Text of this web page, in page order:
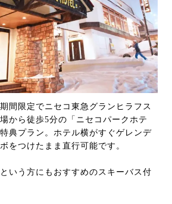
間限定でニセコ東急グランヒラフス
から徒歩5分の「ニセコパークホテ
典プラン。ホテル横がすぐゲレンデ
をつけたまま直行可能です。
いう方にもおすすめのスキーバス付